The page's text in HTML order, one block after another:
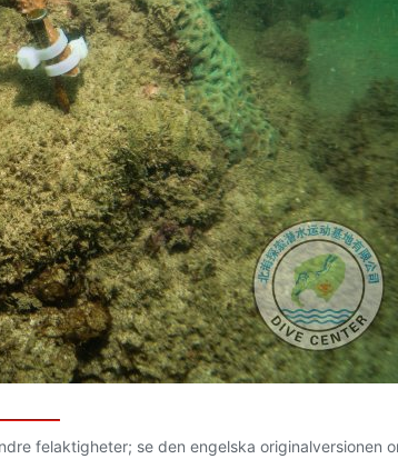
felaktigheter; se den engelska originalversionen